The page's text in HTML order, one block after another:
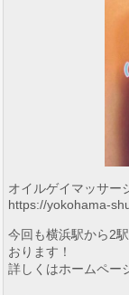
オイルゲイマッサー
https://yokohama-
今回も横浜駅から2
おります！
詳しくはホームペー